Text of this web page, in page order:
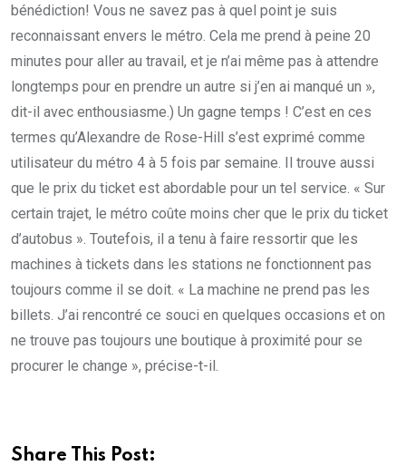
bénédiction! Vous ne savez pas à quel point je suis
reconnaissant envers le métro. Cela me prend à peine 20
minutes pour aller au travail, et je n’ai même pas à attendre
longtemps pour en prendre un autre si j’en ai manqué un »,
dit-il avec enthousiasme.) Un gagne temps ! C’est en ces
termes qu’Alexandre de Rose-Hill s’est exprimé comme
utilisateur du métro 4 à 5 fois par semaine. Il trouve aussi
que le prix du ticket est abordable pour un tel service. « Sur
certain trajet, le métro coûte moins cher que le prix du ticket
d’autobus ». Toutefois, il a tenu à faire ressortir que les
machines à tickets dans les stations ne fonctionnent pas
toujours comme il se doit. « La machine ne prend pas les
billets. J’ai rencontré ce souci en quelques occasions et on
ne trouve pas toujours une boutique à proximité pour se
procurer le change », précise-t-il.
Share This Post: